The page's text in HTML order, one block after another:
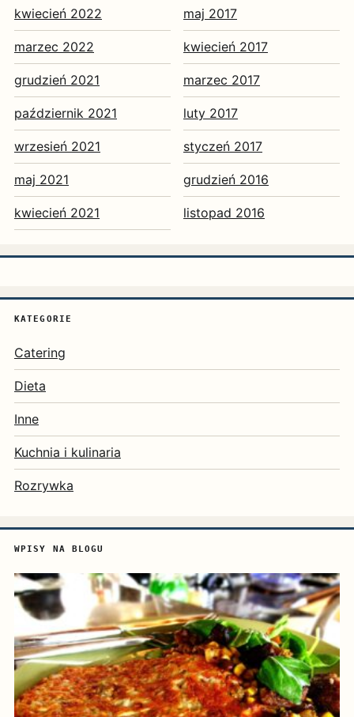
kwiecień 2022
marzec 2022
grudzień 2021
październik 2021
wrzesień 2021
maj 2021
kwiecień 2021
maj 2017
kwiecień 2017
marzec 2017
luty 2017
styczeń 2017
grudzień 2016
listopad 2016
KATEGORIE
Catering
Dieta
Inne
Kuchnia i kulinaria
Rozrywka
WPISY NA BLOGU